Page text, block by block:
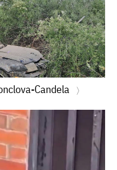
Candela